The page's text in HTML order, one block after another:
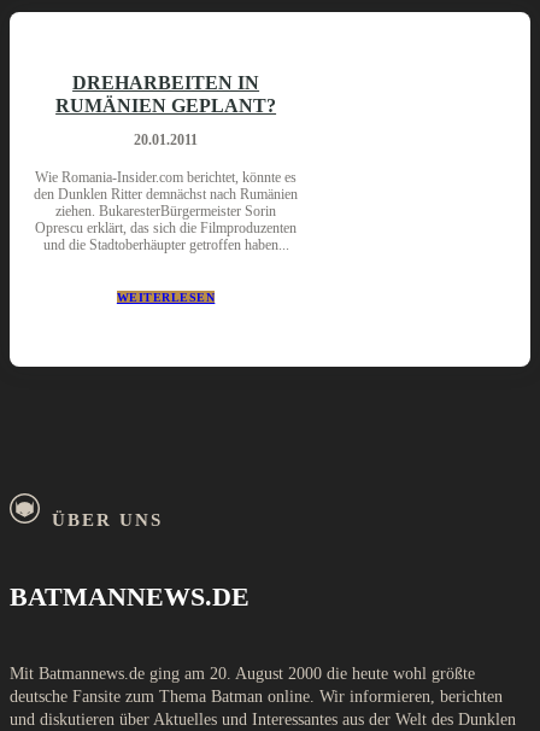
DREHARBEITEN IN
RUMÄNIEN GEPLANT?
20.01.2011
Wie Romania-Insider.com berichtet, könnte es
den Dunklen Ritter demnächst nach Rumänien
ziehen. BukaresterBürgermeister Sorin
Oprescu erklärt, das sich die Filmproduzenten
und die Stadtoberhäupter getroffen haben...
WEITERLESEN
ÜBER UNS
BATMANNEWS.DE
Mit Batmannews.de ging am 20. August 2000 die heute wohl größte
deutsche Fansite zum Thema Batman online. Wir informieren, berichten
und diskutieren über Aktuelles und Interessantes aus der Welt des Dunklen